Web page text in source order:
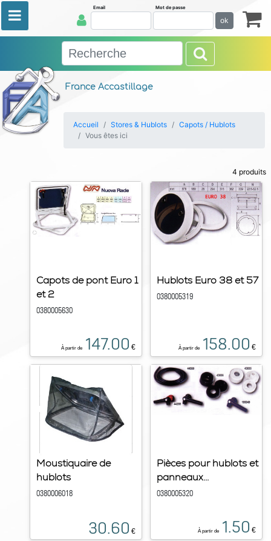
France Accastillage
Email Mot de passe
ok
Accueil Stores & Hublots
Capots / Hublots
Vous êtes ici
4 produits
Capots de pont Euro 1
et 2
0380005630
À partir de 147.00 €
Hublots Euro 38 et 57
0380005319
À partir de 158.00 €
Moustiquaire de
hublots
0380006018
30.60 €
Pièces pour hublots et
panneaux...
0380005320
À partir de 1.50 €